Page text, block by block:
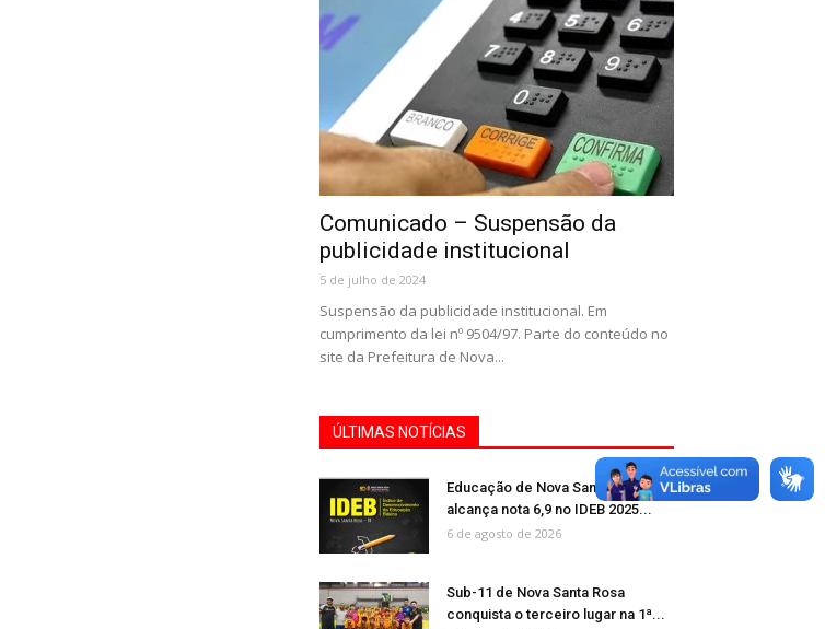
Comunicado – Suspensão da
publicidade institucional
5 de julho de 2024
Suspensão da publicidade institucional. Em
cumprimento da lei nº 9504/97. Parte do conteúdo no
site da Prefeitura de Nova...
ÚLTIMAS NOTÍCIAS
Educação de Nova Santa Rosa
alcança nota 6,9 no IDEB 2025...
6 de agosto de 2026
Sub-11 de Nova Santa Rosa
conquista o terceiro lugar na 1ª...